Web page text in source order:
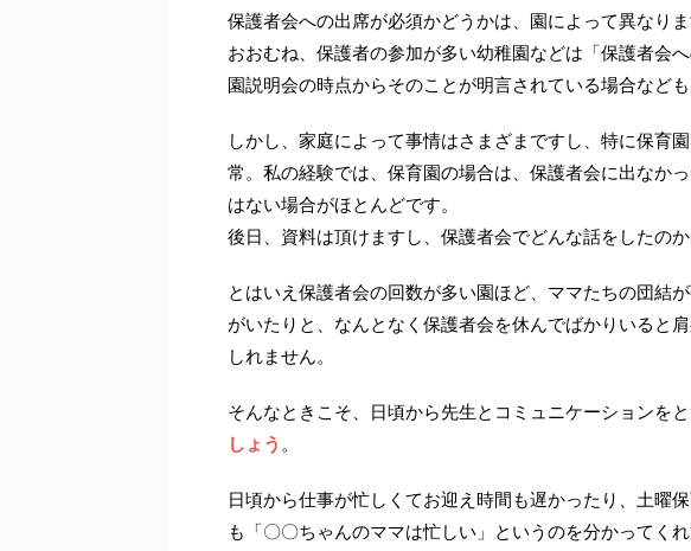
保護者会への出席が必須かどうかは、園によって異なりま
おおむね、保護者の参加が多い幼稚園などは「保護者会
園説明会の時点からそのことが明言されている場合なども
しかし、家庭によって事情はさまざまですし、特に保育
常。私の経験では、保育園の場合は、保護者会に出なか
はない場合がほとんどです。
後日、資料は頂けますし、保護者会でどんな話をしたの
とはいえ保護者会の回数が多い園ほど、ママたちの団結
がいたりと、なんとなく保護者会を休んでばかりいると
しれません。
そんなときこそ、日頃から先生とコミュニケーションをと
しょう 。
日頃から仕事が忙しくてお迎え時間も遅かったり、土曜
も「〇〇ちゃんのママは忙しい」というのを分かってく